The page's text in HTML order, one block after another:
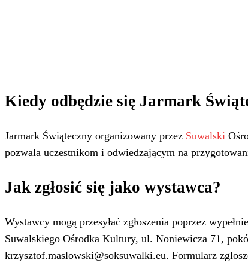
Kiedy odbędzie się Jarmark
Jarmark Świąteczny organizowany przez Suwalski
pozwala uczestnikom i odwiedzającym na
Jak zgłosić się jako wystawca?
Wystawcy mogą przesyłać zgłoszenia poprzez
Suwalskiego Ośrodka Kultury, ul. Noniewicza 71,
krzysztof.maslowski@soksuwalki.eu. Formularz